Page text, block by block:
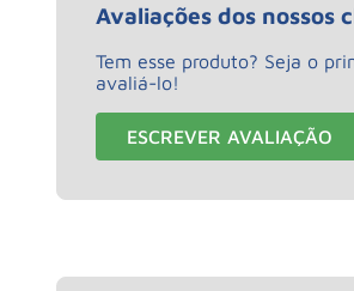
Avaliações dos nossos
Tem esse produto? Seja o
avaliá-lo!
ESCREVER AVALIAÇÃO